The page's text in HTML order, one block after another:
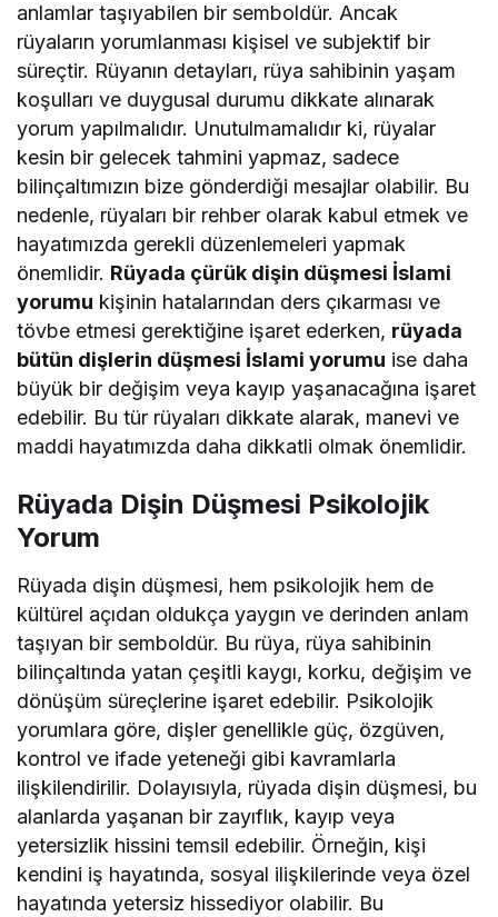
anlamlar taşıyabilen bir semboldür. Ancak
rüyaların yorumlanması kişisel ve subjektif bir
süreçtir. Rüyanın detayları, rüya sahibinin yaşam
koşulları ve duygusal durumu dikkate alınarak
yorum yapılmalıdır. Unutulmamalıdır ki, rüyalar
kesin bir gelecek tahmini yapmaz, sadece
bilinçaltımızın bize gönderdiği mesajlar olabilir. Bu
nedenle, rüyaları bir rehber olarak kabul etmek ve
hayatımızda gerekli düzenlemeleri yapmak
önemlidir. Rüyada çürük dişin düşmesi İslami
yorumu kişinin hatalarından ders çıkarması ve
tövbe etmesi gerektiğine işaret ederken, rüyada
bütün dişlerin düşmesi İslami yorumu ise daha
büyük bir değişim veya kayıp yaşanacağına işaret
edebilir. Bu tür rüyaları dikkate alarak, manevi ve
maddi hayatımızda daha dikkatli olmak önemlidir.
Rüyada Dişin Düşmesi Psikolojik
Yorum
Rüyada dişin düşmesi, hem psikolojik hem de
kültürel açıdan oldukça yaygın ve derinden anlam
taşıyan bir semboldür. Bu rüya, rüya sahibinin
bilinçaltında yatan çeşitli kaygı, korku, değişim ve
dönüşüm süreçlerine işaret edebilir. Psikolojik
yorumlara göre, dişler genellikle güç, özgüven,
kontrol ve ifade yeteneği gibi kavramlarla
ilişkilendirilir. Dolayısıyla, rüyada dişin düşmesi, bu
alanlarda yaşanan bir zayıflık, kayıp veya
yetersizlik hissini temsil edebilir. Örneğin, kişi
kendini iş hayatında, sosyal ilişkilerinde veya özel
hayatında yetersiz hissediyor olabilir. Bu